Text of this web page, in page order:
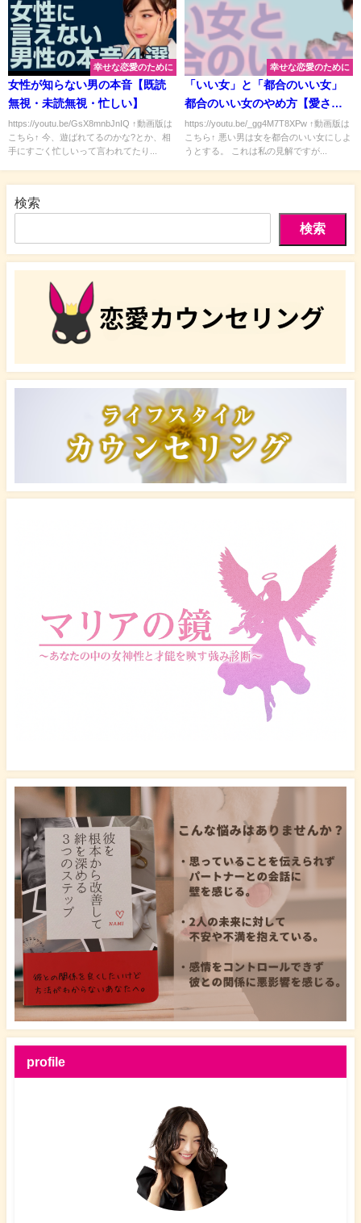
幸せな恋愛のために
女性が知らない男の本音【既読
無視・未読無視・忙しい】
https://youtu.be/GsX8mnbJnIQ ↑動画版は
こちら↑ 今、遊ばれてるのかな?とか、相
手にすごく忙しいって言われてたり...
幸せな恋愛のために
「いい女」と「都合のいい女」
都合のいい女のやめ方【愛され
るいい女の特徴】
https://youtu.be/_gg4M7T8XPw ↑動画版は
こちら↑ 悪い男は女を都合のいい女にしよ
うとする。 これは私の見解ですが...
検索
検索
profile